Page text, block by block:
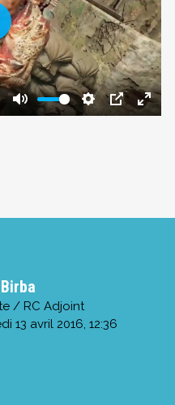
/ RC Adjoint
13 avril 2016, 12:36